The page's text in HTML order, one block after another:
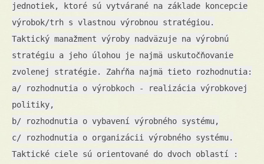
jednotiek, ktoré sú vytvárané na základe koncepcie
výrobok/trh s vlastnou výrobnou stratégiou.
Taktický manažment výroby nadväzuje na výrobnú
stratégiu a jeho úlohou je najmä uskutočňovanie
zvolenej stratégie. Zahŕňa najmä tieto rozhodnutia:
a/ rozhodnutia o výrobkoch - realizácia výrobkovej
politiky,
b/ rozhodnutia o vybavení výrobného systému,
c/ rozhodnutia o organizácii výrobného systému.
Taktické ciele sú orientované do dvoch oblastí :